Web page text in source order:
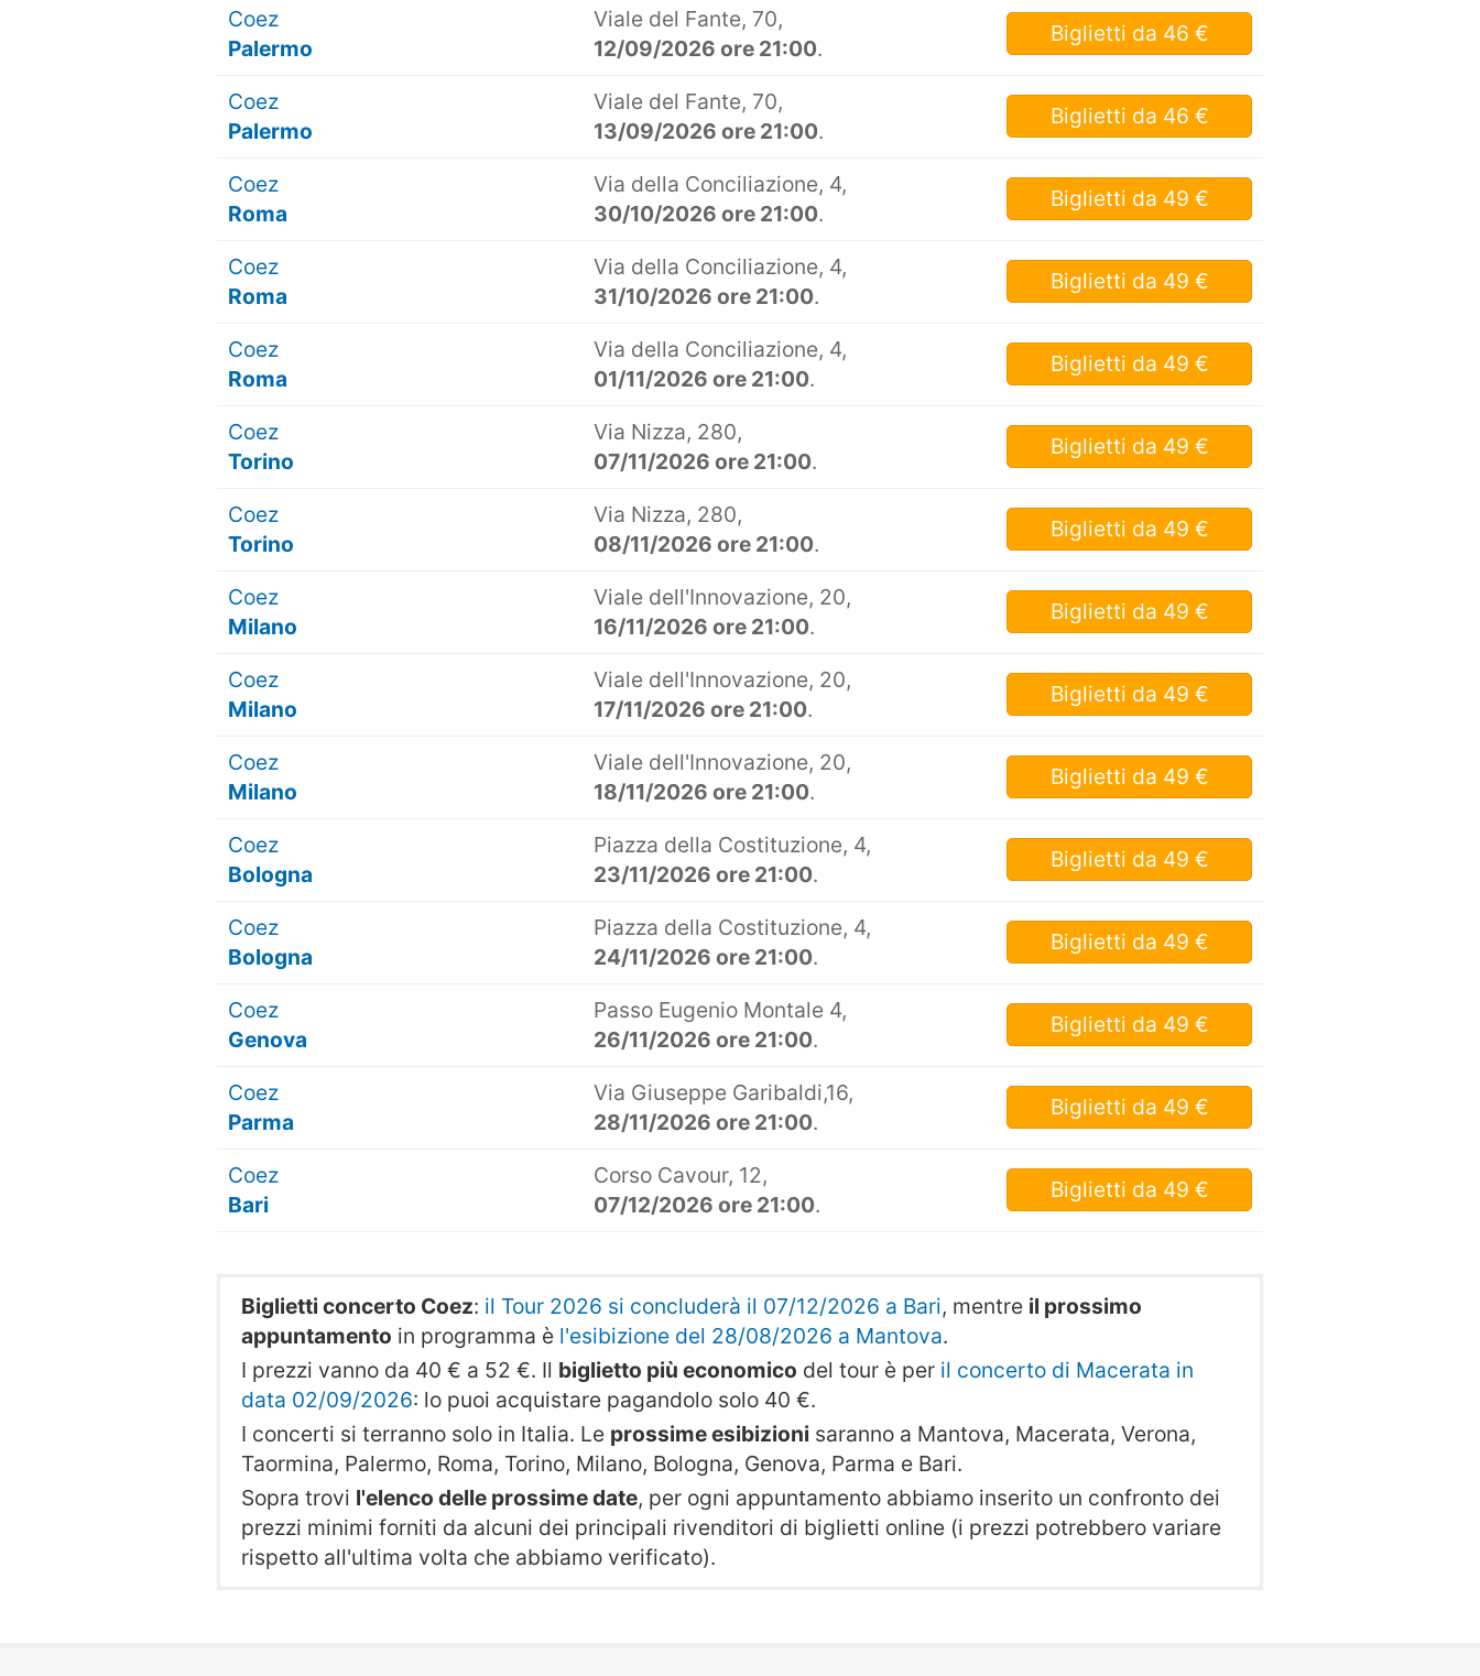
Coez
Palermo
Viale del Fante, 70,
12/09/2026 ore 21:00.
Biglietti da 46 €
Coez
Palermo
Viale del Fante, 70,
13/09/2026 ore 21:00.
Biglietti da 46 €
Coez
Roma
Via della Conciliazione, 4,
30/10/2026 ore 21:00.
Biglietti da 49 €
Coez
Roma
Via della Conciliazione, 4,
31/10/2026 ore 21:00.
Biglietti da 49 €
Coez
Roma
Via della Conciliazione, 4,
01/11/2026 ore 21:00.
Biglietti da 49 €
Coez
Torino
Via Nizza, 280,
07/11/2026 ore 21:00.
Biglietti da 49 €
Coez
Torino
Via Nizza, 280,
08/11/2026 ore 21:00.
Biglietti da 49 €
Coez
Milano
Viale dell'Innovazione, 20,
16/11/2026 ore 21:00.
Biglietti da 49 €
Coez
Milano
Viale dell'Innovazione, 20,
17/11/2026 ore 21:00.
Biglietti da 49 €
Coez
Milano
Viale dell'Innovazione, 20,
18/11/2026 ore 21:00.
Biglietti da 49 €
Coez
Bologna
Piazza della Costituzione, 4,
23/11/2026 ore 21:00.
Biglietti da 49 €
Coez
Bologna
Piazza della Costituzione, 4,
24/11/2026 ore 21:00.
Biglietti da 49 €
Coez
Genova
Passo Eugenio Montale 4,
26/11/2026 ore 21:00.
Biglietti da 49 €
Coez
Parma
Via Giuseppe Garibaldi,16,
28/11/2026 ore 21:00.
Biglietti da 49 €
Coez
Bari
Corso Cavour, 12,
07/12/2026 ore 21:00.
Biglietti da 49 €
Biglietti concerto Coez: il Tour 2026 si concluderà il 07/12/2026 a Bari, mentre il prossimo
appuntamento in programma è l'esibizione del 28/08/2026 a Mantova.
I prezzi vanno da 40 € a 52 €. Il biglietto più economico del tour è per il concerto di Macerata in
data 02/09/2026: lo puoi acquistare pagandolo solo 40 €.
I concerti si terranno solo in Italia. Le prossime esibizioni saranno a Mantova, Macerata, Verona,
Taormina, Palermo, Roma, Torino, Milano, Bologna, Genova, Parma e Bari.
Sopra trovi l'elenco delle prossime date, per ogni appuntamento abbiamo inserito un confronto dei
prezzi minimi forniti da alcuni dei principali rivenditori di biglietti online (i prezzi potrebbero variare
rispetto all'ultima volta che abbiamo verificato).